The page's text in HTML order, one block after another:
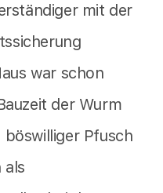
mit der
war schon
der Wurm
Pfusch
als